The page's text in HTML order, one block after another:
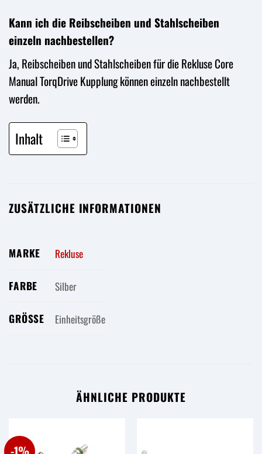
Kann ich die Reibscheiben und Stahlscheiben
einzeln nachbestellen?
Ja, Reibscheiben und Stahlscheiben für die Rekluse Core
Manual TorqDrive Kupplung können einzeln nachbestellt
werden.
Inhalt
ZUSÄTZLICHE INFORMATIONEN
MARKE Rekluse
FARBE Silber
GRÖSSE Einheitsgröße
ÄHNLICHE PRODUKTE